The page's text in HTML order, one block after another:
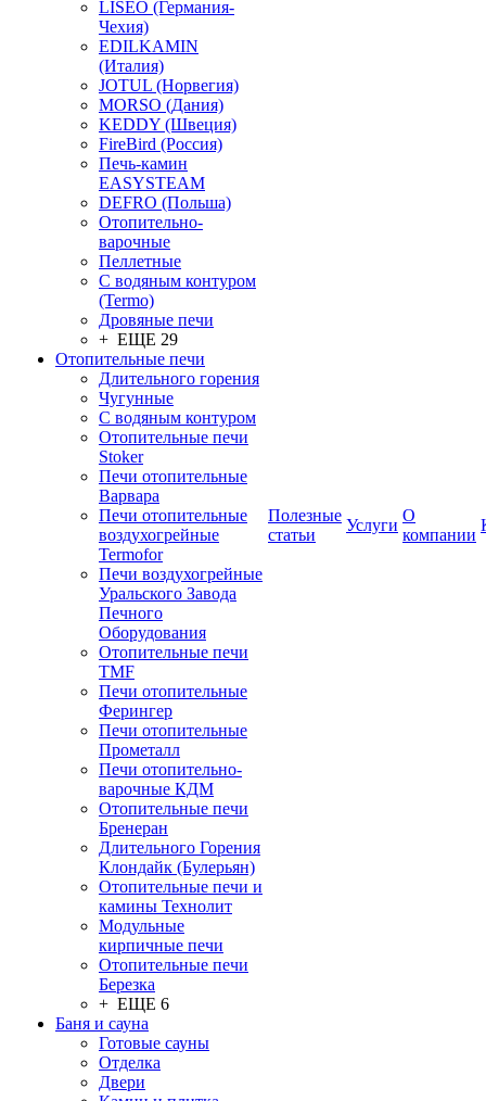
LISEO (Германия-
Чехия)
EDILKAMIN
(Италия)
JOTUL (Норвегия)
MORSO (Дания)
KEDDY (Швеция)
FireBird (Россия)
Печь-камин
EASYSTEAM
DEFRO (Польша)
Отопительно-
варочные
Пеллетные
С водяным контуром
(Termo)
Дровяные печи
+ ЕЩЕ 29
Отопительные печи
Длительного горения
Чугунные
C водяным контуром
Отопительные печи
Stoker
Печи отопительные
Варвара
Печи отопительные
воздухогрейные
Termofor
Печи воздухогрейные
Уральского Завода
Печного
Оборудования
Отопительные печи
TMF
Печи отопительные
Ферингер
Печи отопительные
Прометалл
Печи отопительно-
варочные КДМ
Отопительные печи
Бренеран
Длительного Горения
Клондайк (Булерьян)
Отопительные печи и
камины Технолит
Модульные
кирпичные печи
Отопительные печи
Березка
+ ЕЩЕ 6
Баня и сауна
Готовые сауны
Отделка
Двери
Полезные
статьи
Услуги
О
компании